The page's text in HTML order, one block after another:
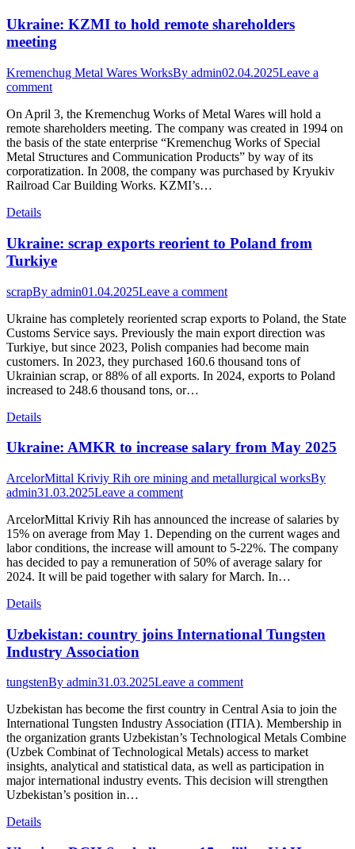
Ukraine: KZMI to hold remote shareholders
meeting
Kremenchug Metal Wares WorksBy admin02.04.2025Leave a
comment
On April 3, the Kremenchug Works of Metal Wares will hold a
remote shareholders meeting. The company was created in 1994 on
the basis of the state enterprise “Kremenchug Works of Special
Metal Structures and Communication Products” by way of its
corporatization. In 2008, the company was purchased by Kryukiv
Railroad Car Building Works. KZMI’s…
Details
Ukraine: scrap exports reorient to Poland from
Turkiye
scrapBy admin01.04.2025Leave a comment
Ukraine has completely reoriented scrap exports to Poland, the State
Customs Service says. Previously the main export direction was
Turkiye, but since 2023, Polish companies had become main
customers. In 2023, they purchased 160.6 thousand tons of
Ukrainian scrap, or 88% of all exports. In 2024, exports to Poland
increased to 248.6 thousand tons, or…
Details
Ukraine: AMKR to increase salary from May 2025
ArcelorMittal Kriviy Rih ore mining and metallurgical worksBy
admin31.03.2025Leave a comment
ArcelorMittal Kriviy Rih has announced the increase of salaries by
15% on average from May 1. Depending on the current wages and
labor conditions, the increase will amount to 5-22%. The company
has decided to pay a remuneration of 50% of average salary for
2024. It will be paid together with salary for March. In…
Details
Uzbekistan: country joins International Tungsten
Industry Association
tungstenBy admin31.03.2025Leave a comment
Uzbekistan has become the first country in Central Asia to join the
International Tungsten Industry Association (ITIA). Membership in
the organization grants Uzbekistan’s Technological Metals Combine
(Uzbek Combinat of Technological Metals) access to market
insights, analytical and statistical data, as well as participation in
major international industry events. This decision will strengthen
Uzbekistan’s position in…
Details